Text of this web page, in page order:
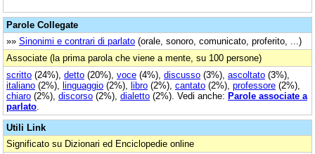
Parole Collegate
»» Sinonimi e contrari di parlato (orale, sonoro, comunicato, proferito, ...)
Associate (la prima parola che viene a mente, su 100 persone)
scritto (24%), detto (20%), voce (4%), discusso (3%), ascoltato (3%),
italiano (2%), linguaggio (2%), libro (2%), cantato (2%), professore (2%),
chiaro (2%), discorso (2%), dialetto (2%). Vedi anche: Parole associate a
parlato
Utili Link
Significato su Dizionari ed Enciclopedie online